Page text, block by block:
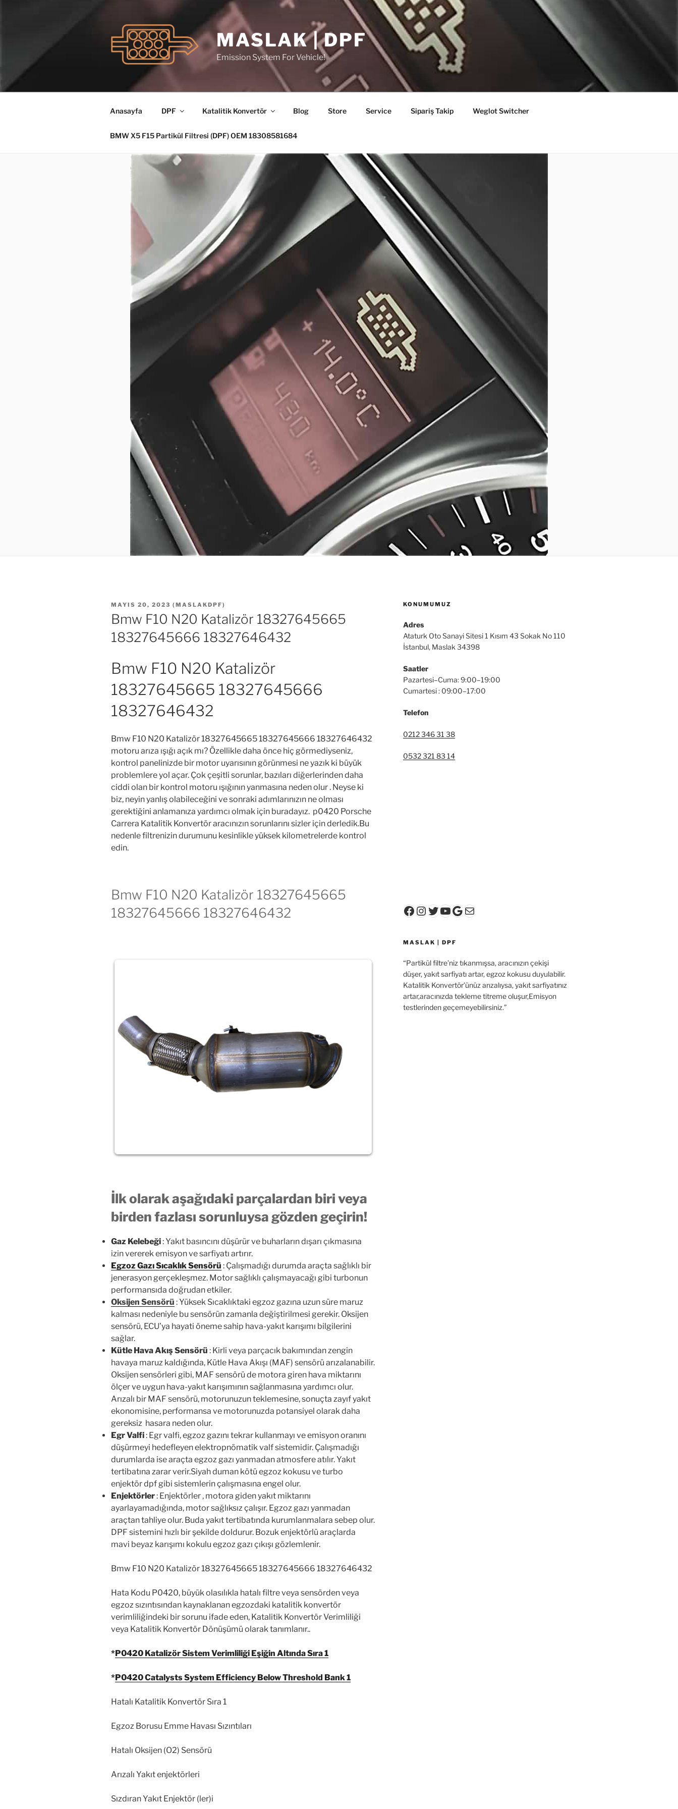
MASLAK | DPF
Emission System For Vehicle!
Anasayfa DPF Katalitik Konvertör Blog Store Service Sipariş Takip Weglot Switcher
BMW X5 F15 Partikül Filtresi (DPF) OEM 18308581684
YAYIM
TARIHI
MAYIS 20, 2023 ( MASLAKDPF)
Bmw F10 N20 Katalizör 18327645665
18327645666 18327646432
Bmw F10 N20 Katalizör
18327645665 18327645666
18327646432
Bmw F10 N20 Katalizör 18327645665 18327645666 18327646432
motoru arıza ışığı açık mı? Özellikle daha önce hiç görmediyseniz,
kontrol panelinizde bir motor uyarısının görünmesi ne yazık ki büyük
problemlere yol açar. Çok çeşitli sorunlar, bazıları diğerlerinden daha
ciddi olan bir kontrol motoru ışığının yanmasına neden olur . Neyse ki
biz, neyin yanlış olabileceğini ve sonraki adımlarınızın ne olması
gerektiğini anlamanıza yardımcı olmak için buradayız. p0420 Porsche
Carrera Katalitik Konvertör aracınızın sorunlarını sizler için derledik.Bu
nedenle filtrenizin durumunu kesinlikle yüksek kilometrelerde kontrol
edin.
Bmw F10 N20 Katalizör 18327645665
18327645666 18327646432
birden fazlası sorunluysa gözden geçirin!
izin vererek emisyon ve sarfiyatı artırır.
Egzoz Gazı Sıcaklık Sensörü: Çalışmadığı durumda araçta sağlıklı bir
jenerasyon gerçekleşmez. Motor sağlıklı çalışmayacağı gibi turbonun
performansıda doğrudan etkiler.
Oksijen Sensörü: Yüksek Sıcaklıktaki egzoz gazına uzun süre maruz
kalması nedeniyle bu sensörün zamanla değiştirilmesi gerekir. Oksijen
sensörü, ECU’ya hayati öneme sahip hava-yakıt karışımı bilgilerini
sağlar.
Kütle Hava Akış Sensörü
havaya maruz kaldığında, Kütle Hava Akışı (MAF) sensörü arızalanabilir.
Oksijen sensörleri gibi, MAF sensörü de motora giren hava miktarını
ölçer ve uygun hava-yakıt karışımının sağlanmasına yardımcı olur.
Arızalı bir MAF sensörü, motorunuzun teklemesine, sonuçta zayıf yakıt
ekonomisine, performansa ve motorunuzda potansiyel olarak daha
gereksiz hasara neden olur.
Egr Valfi : Egr valfi, egzoz gazını tekrar kullanmayı ve emisyon oranını
düşürmeyi hedefleyen elektropnömatik valf sistemidir. Çalışmadığı
durumlarda ise araçta egzoz gazı yanmadan atmosfere atılır. Yakıt
tertibatına zarar verir.Siyah duman kötü egzoz kokusu ve turbo
enjektör dpf gibi sistemlerin çalışmasına engel olur.
Enjektörler: Enjektörler , motora giden yakıt miktarını
ayarlayamadığında, motor sağlıksız çalışır. Egzoz gazı yanmadan
araçtan tahliye olur. Buda yakıt tertibatında kurumlanmalara sebep olur.
DPF sistemini hızlı bir şekilde doldurur. Bozuk enjektörlü araçlarda
mavi beyaz karışımı kokulu egzoz gazı çıkışı gözlemlenir.
egzoz sızıntısından kaynaklanan egzozdaki katalitik konvertör
verimliliğindeki bir sorunu ifade eden, Katalitik Konvertör Verimliliği
veya Katalitik Konvertör Dönüşümü olarak tanımlanır..
KONUMUMUZ
Adres
Ataturk Oto Sanayi Sitesi 1 Kısım 43 Sokak No 110
İstanbul, Maslak 34398
Saatler
Pazartesi–Cuma: 9:00–19:00
Cumartesi : 09:00–17:00
Telefon
0212 346 31 38
0532 321 83 14
Facebook
Instagram
Twitter
YouTube
Google
E-posta
MASLAK | DPF
“Partikül filtre’niz tıkanmışsa, aracınızın çekişi
düşer, yakıt sarfiyatı artar, egzoz kokusu duyulabilir.
Katalitik Konvertör’ünüz arızalıysa, yakıt sarfiyatınız
artar,aracınızda tekleme titreme oluşur,Emisyon
testlerinden geçemeyebilirsiniz.”